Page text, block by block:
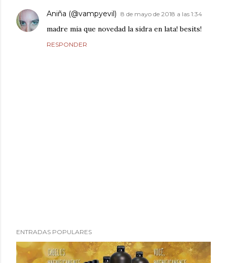
Aniña (@vampyevil) 8 de mayo de 2018 a las 1:34
madre mia que novedad la sidra en lata! besits!
RESPONDER
u
b
ENTRADAS POPULARES